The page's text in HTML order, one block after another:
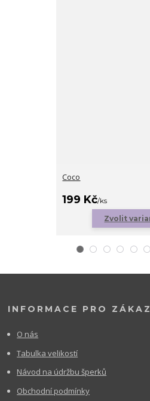
Coco
199 Kč/ks
Zvolit
INFORMACE PRO
O nás
Tabulka velikostí
Návod na údržbu šperků
Obchodní podmínky